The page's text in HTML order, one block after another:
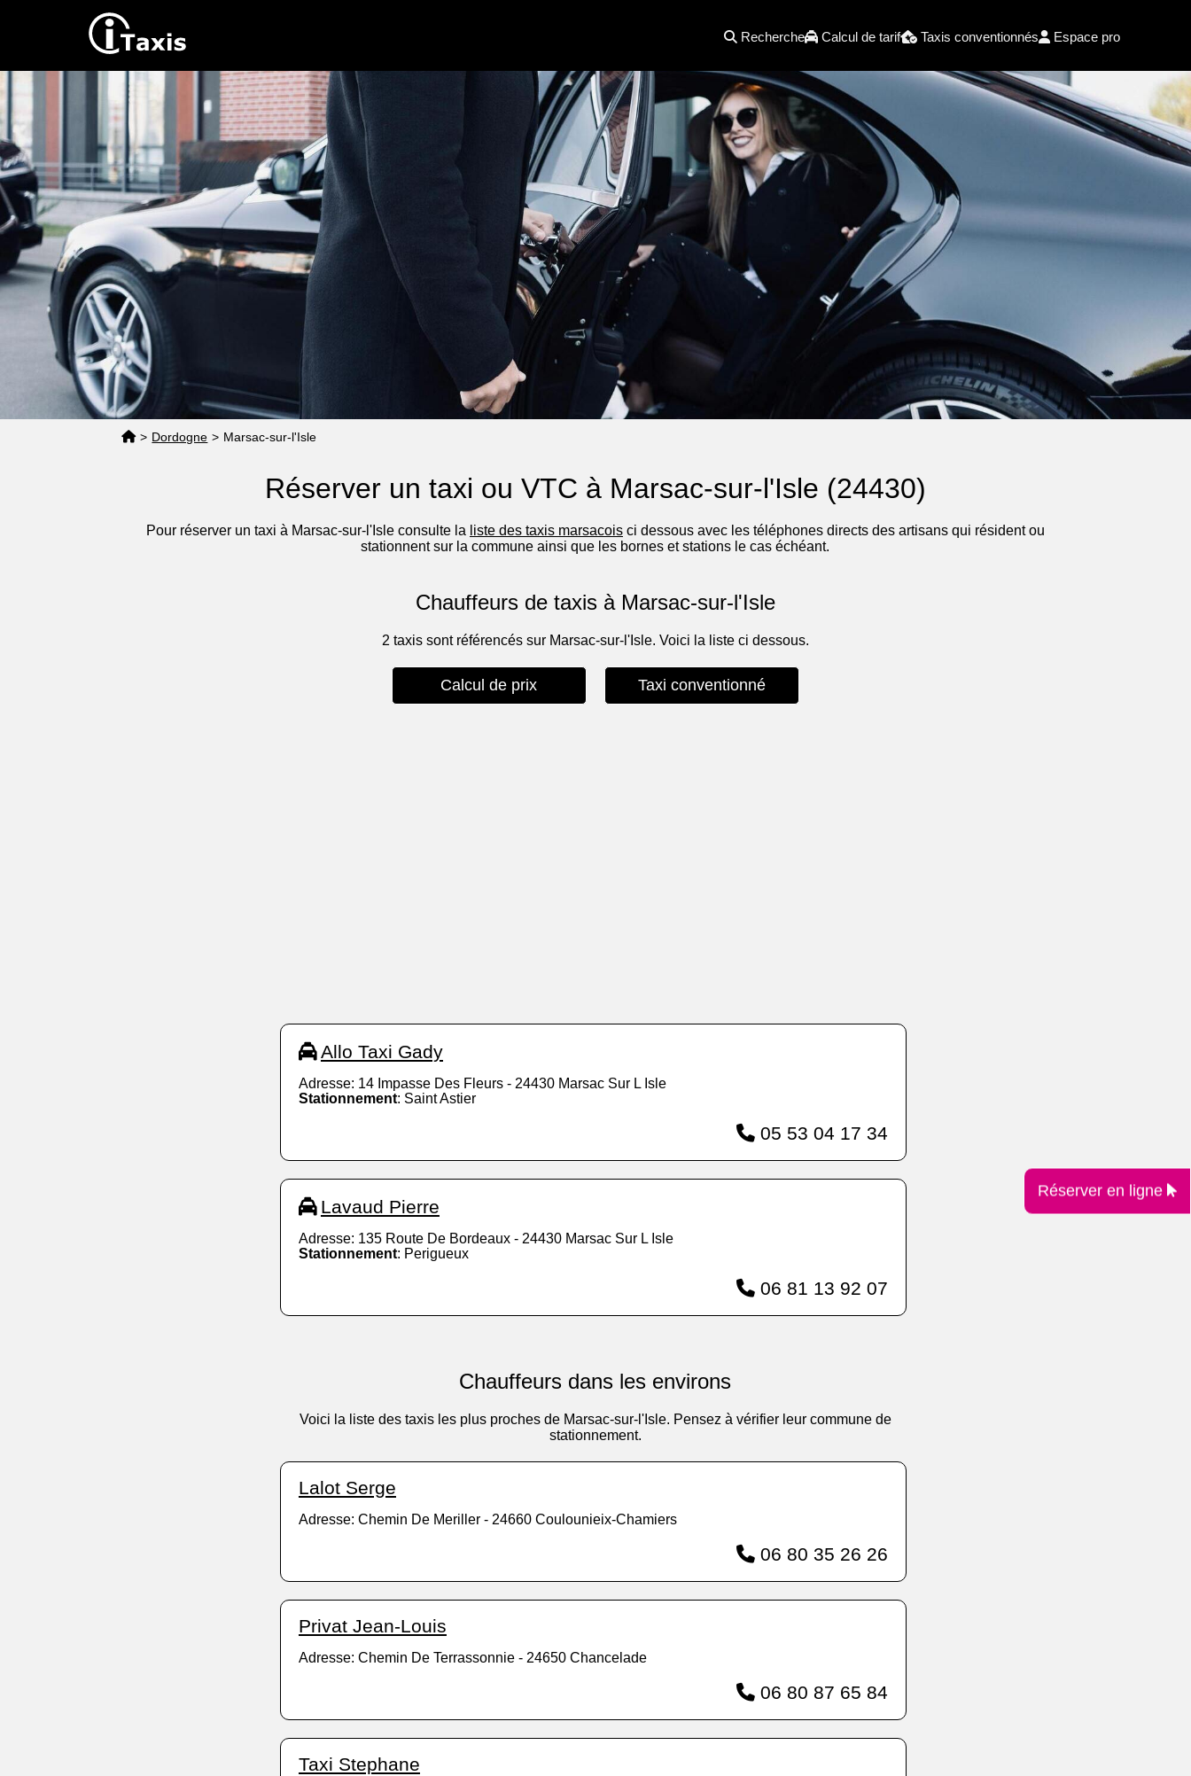
Recherche Calcul de tarif Taxis conventionnés Espace pro
> Dordogne > Marsac-sur-l'Isle
Réserver un taxi ou VTC à Marsac-sur-l'Isle (24430)
Pour réserver un taxi à Marsac-sur-l'Isle consulte la liste des taxis marsacoisci dessous avec les téléphones directs des artisans qui résident ou
stationnent sur la commune ainsi que les bornes et stations le cas échéant.
Chauffeurs de taxis à Marsac-sur-l'Isle
2 taxis sont référencés sur Marsac-sur-l'Isle. Voici la liste ci dessous.
Calcul de prix Taxi conventionné
Allo Taxi Gady
Adresse: 14 Impasse Des Fleurs - 24430 Marsac Sur L Isle
Stationnement: Saint Astier
05 53 04 17 34
Lavaud Pierre
Adresse: 135 Route De Bordeaux - 24430 Marsac Sur L Isle
Stationnement: Perigueux
06 81 13 92 07
Chauffeurs dans les environs
Voici la liste des taxis les plus proches de Marsac-sur-l'Isle. Pensez à vérifier leur commune de
stationnement.
Lalot Serge
Adresse: Chemin De Meriller - 24660 Coulounieix-Chamiers
06 80 35 26 26
Privat Jean-Louis
Adresse: Chemin De Terrassonnie - 24650 Chancelade
06 80 87 65 84
Taxi Stephane
Réserver en ligne